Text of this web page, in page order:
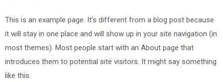
This is an example page. It’s different from a blog post because
it will stay in one place and will show up in your site navigation (in
most themes). Most people start with an About page that
introduces them to potential site visitors. It might say something
like this: